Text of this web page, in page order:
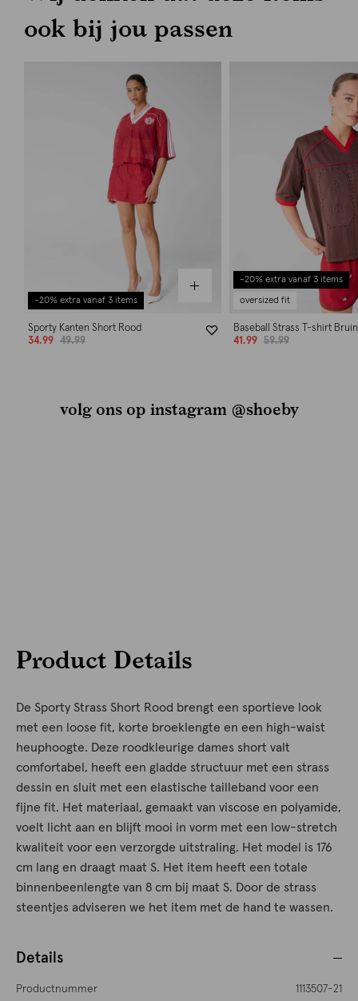
ook bij jou passen
-20% extra vanaf 3 items
Sporty Kanten Short Rood
34.99
49.99
-20% extra vanaf 3 items
oversized fit
Baseball Strass T-shirt Bruin
41.99
59.99
volg ons op instagram @shoeby
Product Details
De Sporty Strass Short Rood brengt een sportieve look
met een loose fit, korte broeklengte en een high-waist
heuphoogte. Deze roodkleurige dames short valt
comfortabel, heeft een gladde structuur met een strass
dessin en sluit met een elastische tailleband voor een
fijne fit. Het materiaal, gemaakt van viscose en polyamide,
voelt licht aan en blijft mooi in vorm met een low-stretch
kwaliteit voor een verzorgde uitstraling. Het model is 176
cm lang en draagt maat S. Het item heeft een totale
binnenbeenlengte van 8 cm bij maat S. Door de strass
steentjes adviseren we het item met de hand te wassen.
Details
Productnummer
1113507-21